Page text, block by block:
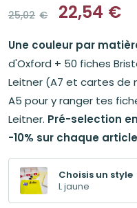
25,02 €
Le
prix
initial
était :
25,02€.
22,54 €
Le
prix
actuel
est :
22,54€.
Une couleur par
d'Oxford + 50 fiches
Leitner (A7 et cartes
A5 pour y ranger tes
Leitner. Pré-selection
-10% sur chaque
Choisis un style
L jaune